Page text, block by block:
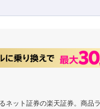
ット証券の楽天証券。商